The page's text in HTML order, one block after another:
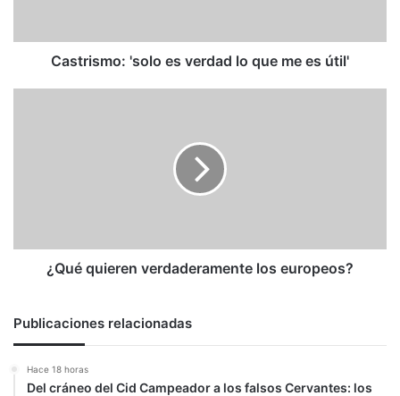
útil'
Castrismo: 'solo es verdad lo que me es útil'
¿Qué quieren verdaderamente los europeos?
Publicaciones relacionadas
Hace 18 horas
Del cráneo del Cid Campeador a los falsos Cervantes: los